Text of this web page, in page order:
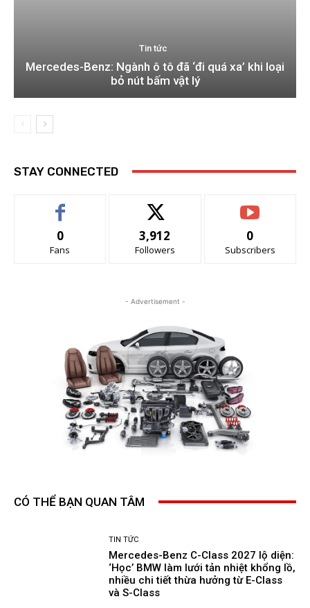
Tin tức
Mercedes-Benz: Ngành ô tô đã ‘đi quá xa’ khi loại
bỏ nút bấm vật lý
STAY CONNECTED
0
Fans
3,912
Followers
0
Subscribers
- Advertisement -
CÓ THỂ BẠN QUAN TÂM
TIN TỨC
Mercedes-Benz C-Class 2027 lộ diện:
‘Học’ BMW làm lưới tản nhiệt khổng lồ,
nhiều chi tiết thừa hưởng từ E-Class
và S-Class